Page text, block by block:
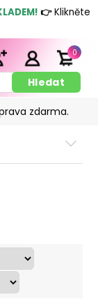
👉Klikněte
zdarma.
0